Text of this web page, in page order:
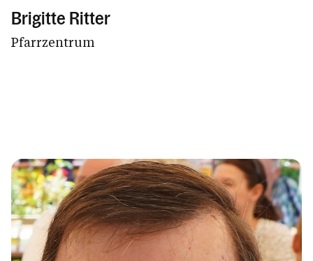
Brigitte Ritter
Pfarrzentrum